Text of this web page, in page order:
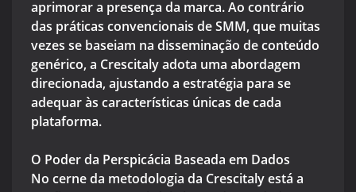
aprimorar a presença da marca. Ao contrário
das práticas convencionais de SMM, que muitas
vezes se baseiam na disseminação de conteúdo
genérico, a Crescitaly adota uma abordagem
direcionada, ajustando a estratégia para se
adequar às características únicas de cada
plataforma.
O Poder da Perspicácia Baseada em Dados
No cerne da metodologia da Crescitaly está a